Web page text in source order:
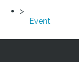
Event